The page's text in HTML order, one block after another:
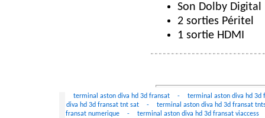
Son Dolby Digital
2 sorties Péritel
1 sortie HDMI
terminal aston diva hd 3d fransat -
terminal aston diva hd 3d
diva hd 3d fransat tnt sat
-
terminal aston diva hd 3d fransat
fransat numerique
-
terminal aston diva hd 3d fransat viaccess